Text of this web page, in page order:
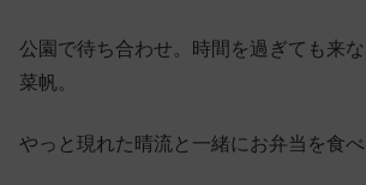
公園で待ち合わせ。時間を過ぎても来
菜帆。
やっと現れた晴流と一緒にお弁当を食べ